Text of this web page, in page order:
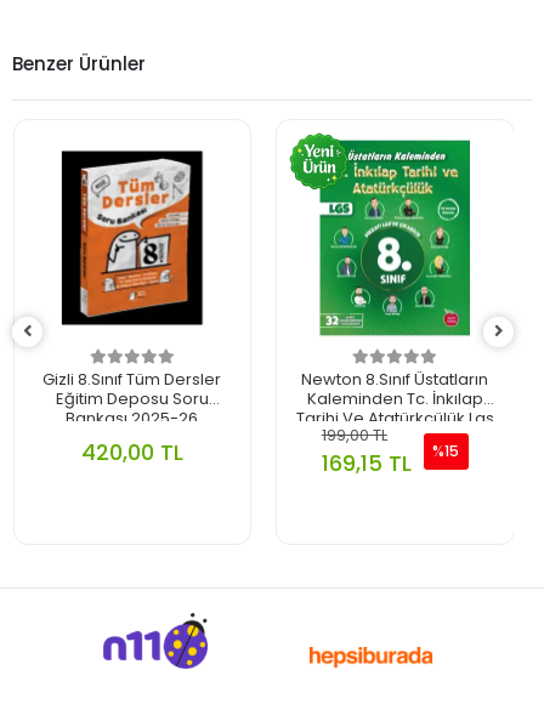
Benzer Ürünler
Gizli 8.Sınıf Tüm Dersler
Eğitim Deposu Soru
Bankası 2025-26
420,00 TL
Newton 8.Sınıf Üstatların
Kaleminden Tc. İnkılap
Tarihi Ve Atatürkçülük Lgs
32 Li Branş Denemesi
2025-26
199,00 TL
169,15 TL %15